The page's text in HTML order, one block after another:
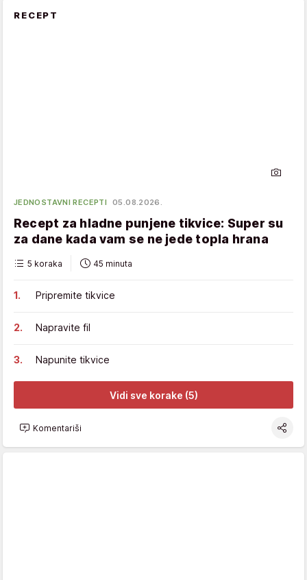
RECEPT
JEDNOSTAVNI RECEPTI 05.08.2026.
Recept za hladne punjene tikvice: Super su
za dane kada vam se ne jede topla hrana
5 koraka 45 minuta
Pripremite tikvice
Napravite fil
Napunite tikvice
Vidi sve korake (5)
Komentariši